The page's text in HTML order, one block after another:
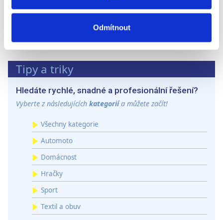
Zjistěte více o tom, jak zpracováváme vaše osobní
Svůj souhlas můžete kdykoliv změnit nebo odvolat v
části Prohlášení o souborech cookie.
K personalizaci obsahu a reklam, poskytování funkcí
sociálních médií a analýze naší návštěvnosti využíváme
soubory cookie. Informace o tom, jak náš web používáte,
sdílíme se svými partnery pro sociální média, inzerci a
dalšími informacemi, které jste jim poskytli nebo které
získali v důsledku toho, že používáte jejich služby.
Odmítnout
Tipy a triky
Hledáte rychlé, snadné a profesionální řešení?
Vyberte z následujících kategoriía můžete začít!
Všechny kategorie
Automoto
Domácnost
Hračky
Sport
Textil a obuv